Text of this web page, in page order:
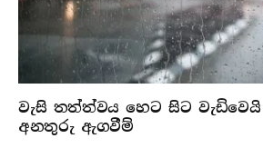
වැසි තත්ත්වය හෙට සිට වැඩිවෙයි
අනතුරු ඇගවීම්